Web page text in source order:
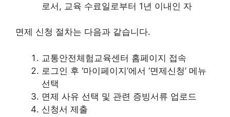
로서, 교육 수료일로부터 1년 이내인 자​
면제 신청 절차는 다음과 같습니다.
교통안전체험교육센터 홈페이지 접속​
로그인 후 ‘마이페이지’에서 ‘면제신청’ 메뉴
선택​
면제 사유 선택 및 관련 증빙서류 업로드​
신청서 제출​